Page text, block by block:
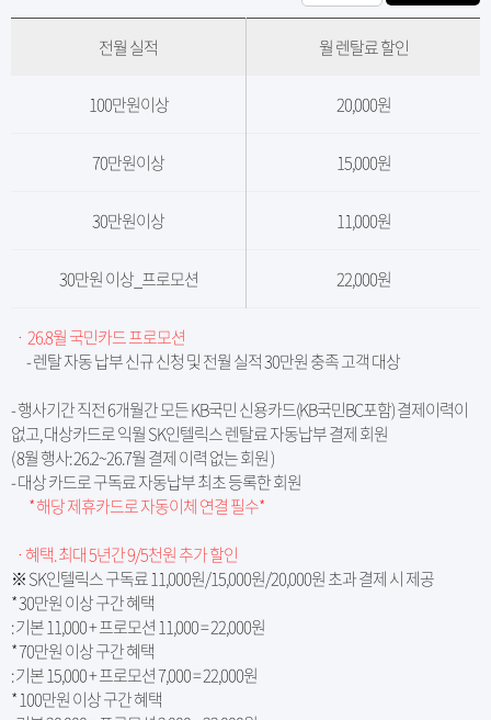
전월 실적 월 렌탈료 할인
100만원이상 20,000원
70만원이상 15,000원
30만원이상 11,000원
30만원 이상_프로모션 22,000원
ㆍ 26.8월 국민카드 프로모션
- 렌탈 자동 납부 신규 신청 및 전월 실적 30만원 충족 고객 대상
- 행사기간 직전 6개월간 모든 KB국민 신용카드(KB국민BC포함) 결제이력이
없고, 대상카드로 익월 SK인텔릭스 렌탈료 자동납부 결제 회원
( 8월 행사: 26.2~26.7월 결제 이력 없는 회원 )
- 대상 카드로 구독료 자동납부 최초 등록한 회원
* 해당 제휴카드로 자동이체 연결 필수*
ㆍ혜택. 최대 5년간 9/5천원 추가 할인
※ SK인텔릭스 구독료 11,000원/15,000원/20,000원 초과 결제 시 제공
* 30만원 이상 구간 혜택
: 기본 11,000 + 프로모션 11,000 = 22,000원
* 70만원 이상 구간 혜택
: 기본 15,000 + 프로모션 7,000 = 22,000원
* 100만원 이상 구간 혜택